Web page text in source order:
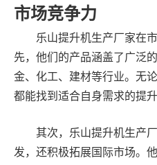
市场竞争力
乐山提升机生产厂家在
先，他们的产品涵盖了广泛
金、化工、建材等行业。无
都能找到适合自身需求的提升
其次，乐山提升机生产
发，还积极拓展国际市场。